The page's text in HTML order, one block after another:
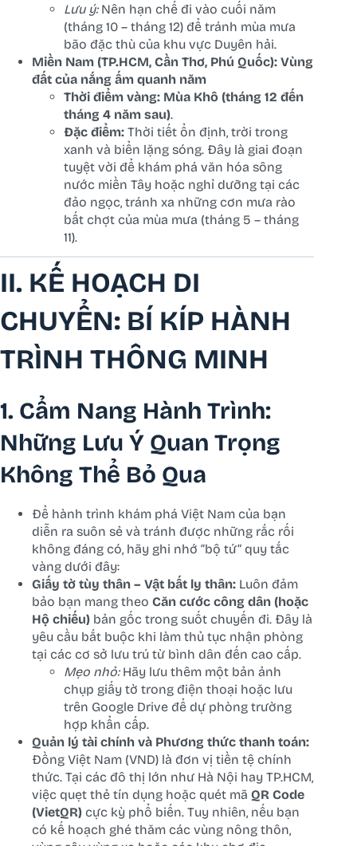
Lưu ý:Nên hạn chế đi vào cuối năm
(tháng 10 – tháng 12) để tránh mùa mưa
bão đặc thù của khu vực Duyên hải.
Miền Nam (TP.HCM, Cần Thơ, Phú Quốc): Vùng
đất của nắng ấm quanh năm
Thời điểm vàng: Mùa Khô (tháng 12 đến
tháng 4 năm sau).
Đặc điểm: Thời tiết ổn định, trời trong
xanh và biển lặng sóng. Đây là giai đoạn
tuyệt vời để khám phá văn hóa sông
nước miền Tây hoặc nghỉ dưỡng tại các
đảo ngọc, tránh xa những cơn mưa rào
bất chợt của mùa mưa (tháng 5 – tháng
11).
II. KẾ HOẠCH DI
CHUYỂN: BÍ KÍP HÀNH
TRÌNH THÔNG MINH
1. Cẩm Nang Hành Trình:
Những Lưu Ý Quan Trọng
Không Thể Bỏ Qua
Để hành trình khám phá Việt Nam của bạn
diễn ra suôn sẻ và tránh được những rắc rối
không đáng có, hãy ghi nhớ “bộ tứ” quy tắc
vàng dưới đây:
Giấy tờ tùy thân – Vật bất ly thân: Luôn đảm
bảo bạn mang theo Căn cước công dân (hoặc
Hộ chiếu) bản gốc trong suốt chuyến đi. Đây là
yêu cầu bắt buộc khi làm thủ tục nhận phòng
tại các cơ sở lưu trú từ bình dân đến cao cấp.
Mẹo nhỏ:Hãy lưu thêm một bản ảnh
chụp giấy tờ trong điện thoại hoặc lưu
trên Google Drive để dự phòng trường
hợp khẩn cấp.
Quản lý tài chính và Phương thức thanh toán:
Đồng Việt Nam (VND) là đơn vị tiền tệ chính
thức. Tại các đô thị lớn như Hà Nội hay TP.HCM,
việc quẹt thẻ tín dụng hoặc quét mã QR Code
(VietQR) cực kỳ phổ biến. Tuy nhiên, nếu bạn
có kế hoạch ghé thăm các vùng nông thôn,